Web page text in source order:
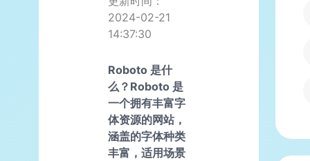
2024-02-21
14:37:30
Roboto 是什
么？Roboto 是
一个拥有丰富字
体资源的网站，
涵盖的字体种类
丰富，适用场景